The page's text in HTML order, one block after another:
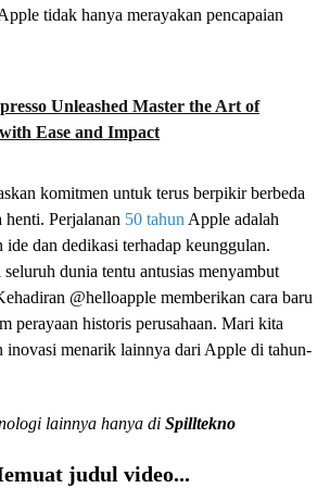
tidak hanya merayakan pencapaian
Unleashed Master the Art of
Ease and Impact
komitmen untuk terus berpikir berbeda
henti. Perjalanan 50 tahun Apple adalah
dan dedikasi terhadap keunggulan.
dunia tentu antusias menyambut
@helloapple memberikan cara baru
perayaan historis perusahaan. Mari kita
inovasi menarik lainnya dari Apple di tahun-
lainnya hanya di Spilltekno
judul video...